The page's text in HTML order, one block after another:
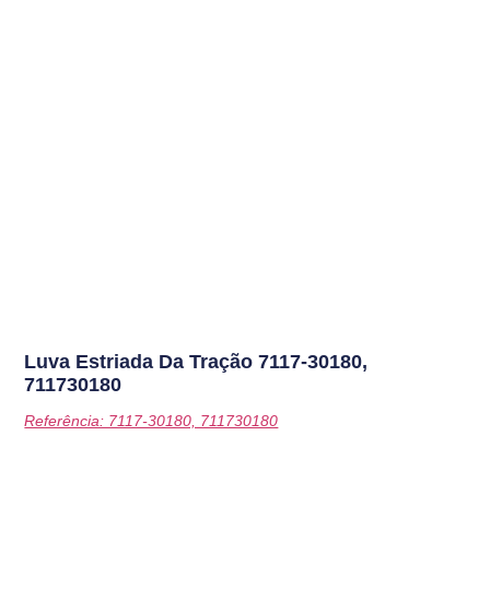
Luva Estriada Da Tração7117-30180,
711730180
Referência: 7117-30180, 711730180